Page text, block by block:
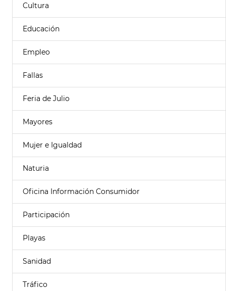
Cultura
Educación
Empleo
Fallas
Feria de Julio
Mayores
Mujer e Igualdad
Naturia
Oficina Información Consumidor
Participación
Playas
Sanidad
Tráfico